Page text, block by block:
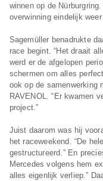
winnen op de
overwinning eindelijk
Sagemüller benadrukte
race begint. “Het draait
werd er de afgelopen
schermen om alles
ook op de samenwerking
RAVENOL. “Er kwamen
project.”
Juist daarom was hij
het raceweekend. “De
gestructureerd.” En
Mercedes volgens hem
alles eigenlijk verliep.”